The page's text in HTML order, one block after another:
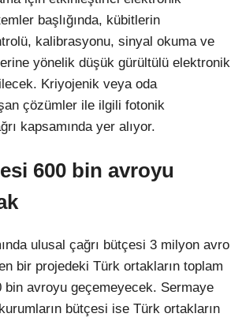
başlığında, kübitlerin
kalibrasyonu, sinyal okuma ve
yönelik düşük gürültülü elektronik
Kriyojenik veya oda
çözümler ile ilgili fotonik
kapsamında yer alıyor.
600 bin avroyu
ulusal çağrı bütçesi 3 milyon avro
bir projedeki Türk ortakların toplam
bin avroyu geçemeyecek. Sermaye
bütçesi ise Türk ortakların